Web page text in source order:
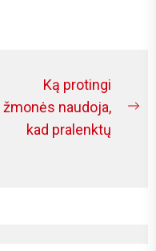
Ką protingi
žmonės naudoja,
kad pralenktų